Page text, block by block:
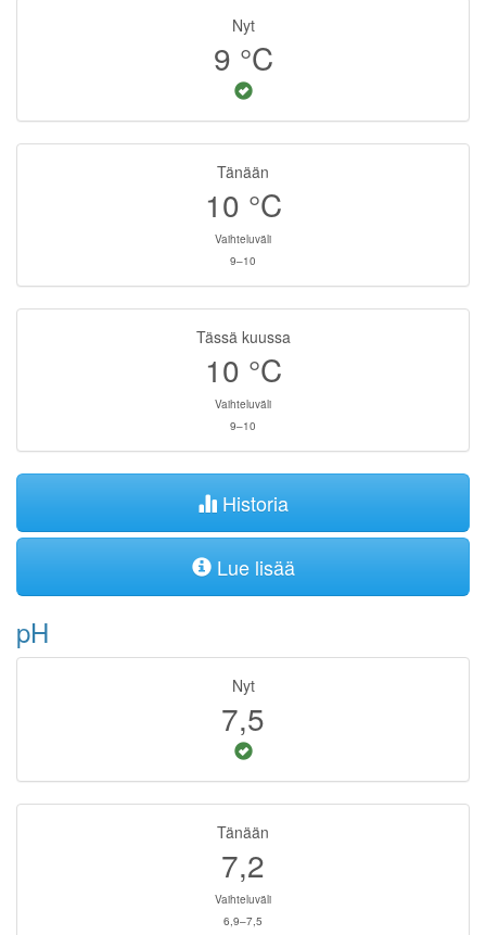
Nyt
9 °C
Tänään
10 °C
Vaihteluväli
9–10
Tässä kuussa
10 °C
Vaihteluväli
9–10
Historia
Lue lisää
pH
Nyt
7,5
Tänään
7,2
Vaihteluväli
6,9–7,5